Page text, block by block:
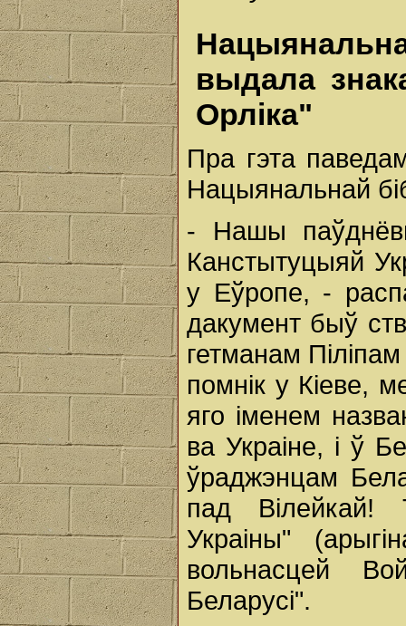
выдала
Орліка"
Пра гэта
Нацыянальнай
- Нашы
Канстытуцыяй
у Еўропе, -
дакумент быў
гетманам
помнік у Кіеве,
яго іменем
ва Украіне, і ў
ўраджэнцам
пад Вілейкай!
Украіны"
вольнасцей
Беларусі".